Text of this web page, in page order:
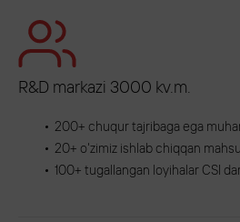
R&D markazi 3000 kv.m.
200+ chuqur tajribaga ega
20+ o'zimiz ishlab chiqqan
100+ tugallangan loyihalar CSI